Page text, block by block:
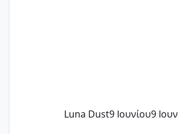
Luna Dust9 Ιουνίου9 Ιουν